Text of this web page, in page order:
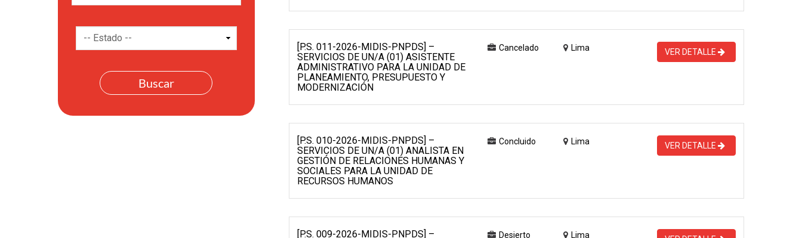
[P.S. 011-2026-MIDIS-PNPDS] –
SERVICIOS DE UN/A (01) ASISTENTE
ADMINISTRATIVO PARA LA UNIDAD DE
PLANEAMIENTO, PRESUPUESTO Y
MODERNIZACIÓN
Cancelado Lima VER DETALLE
[P.S. 010-2026-MIDIS-PNPDS] –
SERVICIOS DE UN/A (01) ANALISTA EN
GESTIÓN DE RELACIONES HUMANAS Y
SOCIALES PARA LA UNIDAD DE
RECURSOS HUMANOS
Concluido Lima VER DETALLE
[P.S. 009-2026-MIDIS-PNPDS] –
Desierto Lima